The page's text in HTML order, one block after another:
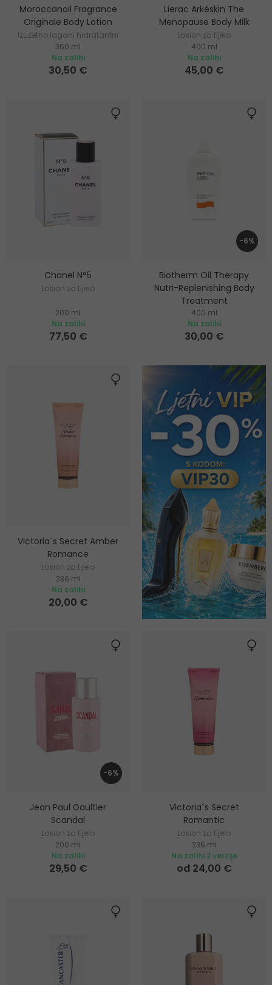
Moroccanoil Fragrance
Originale Body Lotion
Izuzetno lagani hidratantni
losion za tijelo
360 ml
Na zalihi
30,50 €
Lierac Arkéskin The
Menopause Body Milk
Losion za tijelo
400 ml
Na zalihi
45,00 €
Chanel N°5
Losion za tijelo
200 ml
Na zalihi
77,50 €
-6%
Biotherm Oil Therapy
Nutri-Replenishing Body
Treatment
Hidratantni losion za tijelo
400 ml
Na zalihi
30,00 €
Victoria´s Secret Amber
Romance
Losion za tijelo
236 ml
Na zalihi
20,00 €
-6%
Jean Paul Gaultier
Scandal
Losion za tijelo
200 ml
Na zalihi
29,50 €
Victoria´s Secret
Romantic
Losion za tijelo
236 ml
Na zalihi 2 verzije
od 24,00 €